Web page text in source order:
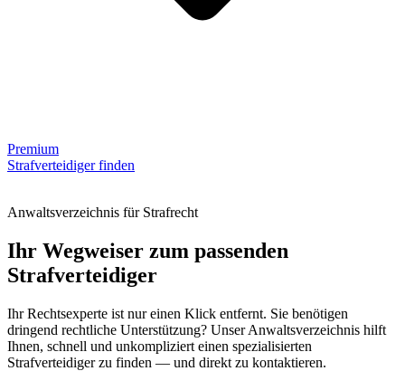
Premium
Strafverteidiger finden
Anwaltsverzeichnis für Strafrecht
Ihr Wegweiser zum passenden
Strafverteidiger
Ihr Rechtsexperte ist nur einen Klick entfernt. Sie benötigen
dringend rechtliche Unterstützung? Unser Anwaltsverzeichnis hilft
Ihnen, schnell und unkompliziert einen spezialisierten
Strafverteidiger zu finden — und direkt zu kontaktieren.